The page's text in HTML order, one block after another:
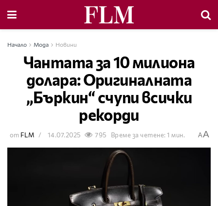
Начало Мода Новини
Чантата за 10 милиона
долара: Оригиналната
„Бъркин“ счупи всички
рекорди
от FLM 14.07.2025 795 Време за четене: 1 мин. AA